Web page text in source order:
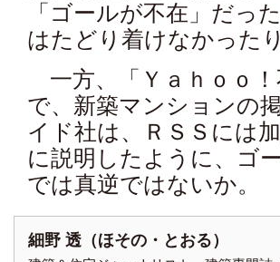
「ゴールが不在」だっ
はたどり着けなかった
一方、「Ｙａｈｏｏ
で、新築マンションの
イド社は、ＲＳＳには
に説明したように、ゴ
では真逆ではないか。
細野 透（ほその・とおる）